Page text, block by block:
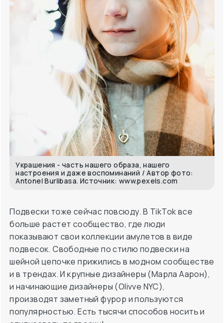
Украшения - часть нашего образа, нашего
настроения и даже воспоминаний / Автор фото:
Antonel Burlibasa. Источник: www.pexels.com
Подвески тоже сейчас повсюду. В TikTok все
больше растет сообщество, где люди
показывают свои коллекции амулетов в виде
подвесок. Свободные по стилю подвески на
шейной цепочке прижились в модном сообществе
и в трендах. И крупные дизайнеры (Марла Аарон),
и начинающие дизайнеры (Olivve NYC),
производят заметный фурор и пользуются
популярностью. Есть тысячи способов носить и